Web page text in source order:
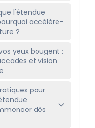
l'étendue
accélère-
?
yeux bougent :
et vision
pour
dès